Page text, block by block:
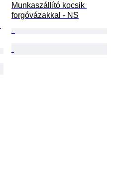
Munkaszállító kocsik
forgóvázakkal - NS